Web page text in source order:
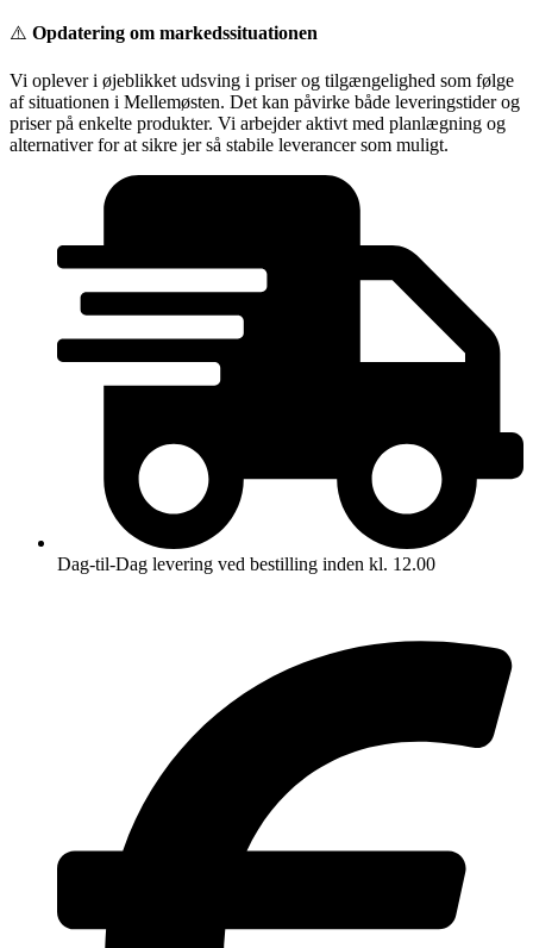
Videre
indhold
⚠️ Opdatering om markedssituationen
Vi oplever i øjeblikket udsving i priser og tilgængelighed som følge
af situationen i Mellemøsten. Det kan påvirke både leveringstider og
priser på enkelte produkter. Vi arbejder aktivt med planlægning og
alternativer for at sikre jer så stabile leverancer som muligt.
Dag-til-Dag levering ved bestilling inden kl. 12.00